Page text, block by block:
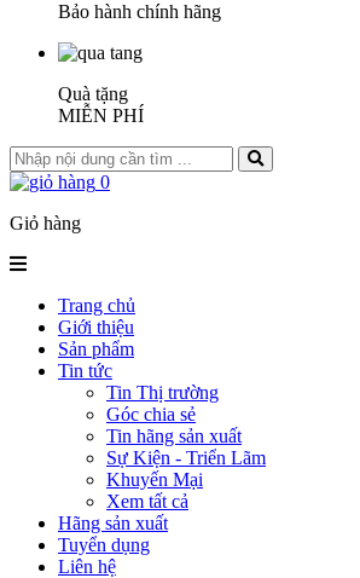
Bảo hành chính hãng
Quà tặng
MIỄN PHÍ
0
Giỏ hàng
Trang chủ
Giới thiệu
Sản phẩm
Tin tức
Tin Thị trường
Góc chia sẻ
Tin hãng sản xuất
Sự Kiện - Triển Lãm
Khuyến Mại
Xem tất cả
Hãng sản xuất
Tuyển dụng
Liên hệ